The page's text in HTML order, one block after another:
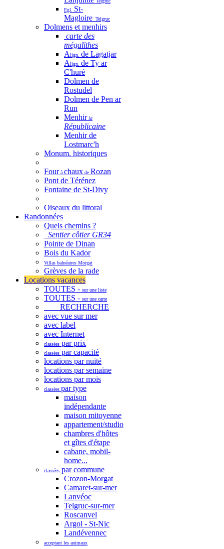
Egl. St-
Magloire Telgruc
Dolmens et menhirs
carte des
mégalithes
Align. de Lagatjar
Align. de Ty ar
C'huré
Dolmen de
Rostudel
Dolmen de Pen ar
Run
Menhirla
Républicaine
Menhir de
Lostmarc'h
Monum. historiques
Fourà chaux de Rozan
Pont de Térénez
Fontaine de St-Divy
Oiseaux du littoral
Randonnées
Quels chemins ?
Sentier côtier GR34
Pointe de Dinan
Bois du Kador
Villas balnéaires Morgat
Grèves de la rade
Locations vacances
TOUTES - sur une liste
TOUTES - sur une carte
RECHERCHE
avec vue sur mer
avec label
avec Internet
classées par prix
classées par capacité
locations par nuité
locations par semaine
locations par mois
classées par type
maison
indépendante
maison mitoyenne
appartement/studio
chambres d'hôtes
et gîtes d'étape
cabane, mobil-
home...
classées par commune
Crozon-Morgat
Camaret-sur-mer
Lanvéoc
Telgruc-sur-mer
Roscanvel
Argol - St-Nic
Landévennec
acceptant les animaux